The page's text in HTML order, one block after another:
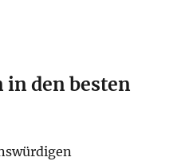
in den besten